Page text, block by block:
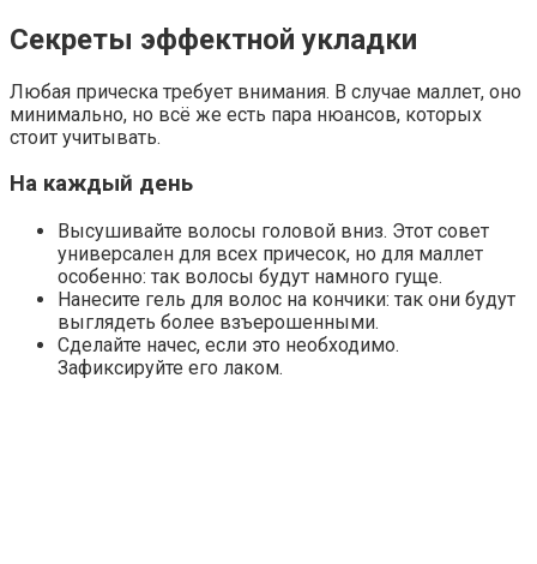
Секреты эффектной укладки
Любая прическа требует внимания. В случае маллет, оно
минимально, но всё же есть пара нюансов, которых
стоит учитывать.
На каждый день
Высушивайте волосы головой вниз. Этот совет
универсален для всех причесок, но для маллет
особенно: так волосы будут намного гуще.
Нанесите гель для волос на кончики: так они будут
выглядеть более взъерошенными.
Сделайте начес, если это необходимо.
Зафиксируйте его лаком.